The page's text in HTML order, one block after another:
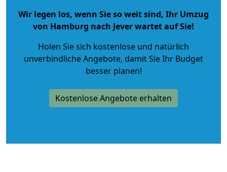
Wir legen los, wenn Sie so weit sind, Ihr Umzug
von Hamburg nach Jever wartet auf Sie!
Holen Sie sich kostenlose und natürlich
unverbindliche Angebote, damit Sie Ihr Budget
besser planen!
Kostenlose Angebote erhalten